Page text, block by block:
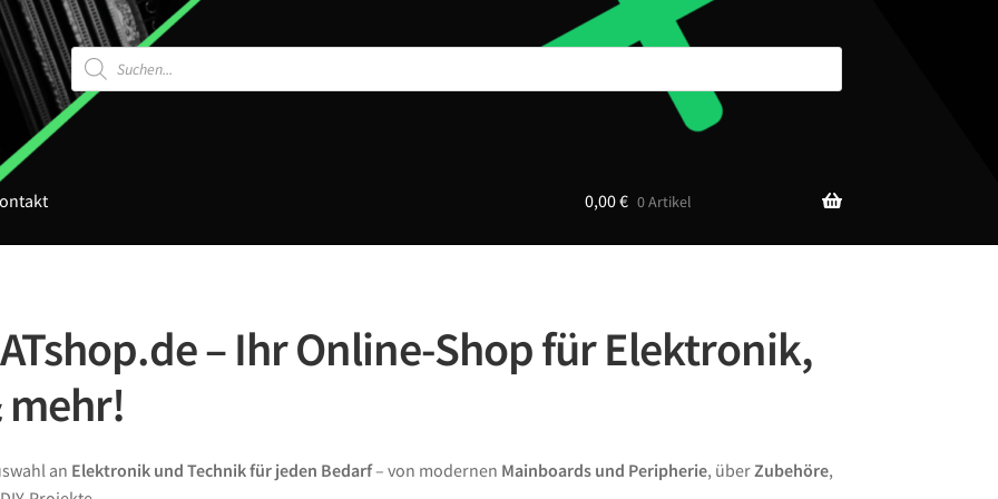
Products
search
0,00€ 0 Artikel
– Ihr Online-Shop für Elektronik,
mehr!
an Elektronik und Technik für jeden Bedarf– von modernen Mainboards und Peripherie, überZubehöre,